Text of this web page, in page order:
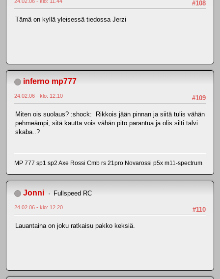
#108
Tämä on kyllä yleisessä tiedossa Jerzi
inferno mp777
#109
24.02.06 - klo: 12.10
Miten ois suolaus? :shock: Rikkois jään pinnan ja siitä tulis vähän
pehmeämpi, sitä kautta vois vähän pito parantua ja olis silti talvi
skaba..?
MP 777 sp1 sp2 Axe Rossi Cmb rs 21pro Novarossi p5x m11-spectrum
Jonni Fullspeed RC
#110
24.02.06 - klo: 12.20
Lauantaina on joku ratkaisu pakko keksiä.